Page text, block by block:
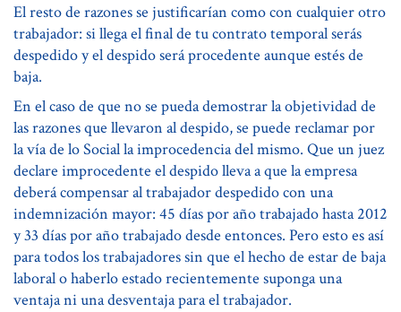
El resto de razones se justificarían como con cualquier otro
trabajador: si llega el final de tu contrato temporal serás
despedido y el despido será procedente aunque estés de
baja.
En el caso de que no se pueda demostrar la objetividad de
las razones que llevaron al despido, se puede reclamar por
la vía de lo Social la improcedencia del mismo. Que un juez
declare improcedente el despido lleva a que la empresa
deberá compensar al trabajador despedido con una
indemnización mayor: 45 días por año trabajado hasta 2012
y 33 días por año trabajado desde entonces. Pero esto es así
para todos los trabajadores sin que el hecho de estar de baja
laboral o haberlo estado recientemente suponga una
ventaja ni una desventaja para el trabajador.